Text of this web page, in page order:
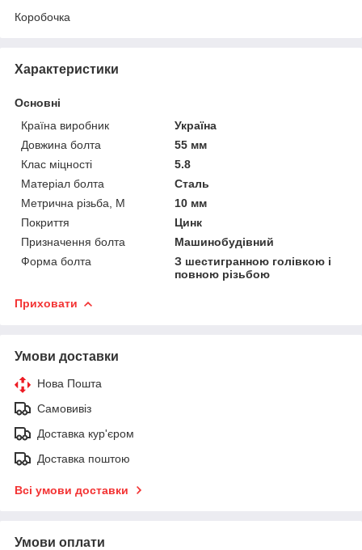
Коробочка
Характеристики
Основні
Країна виробник
Україна
Довжина болта
55 мм
Клас міцності
5.8
Матеріал болта
Сталь
Метрична різьба, М
10 мм
Покриття
Цинк
Призначення болта
Машинобудівний
Форма болта
З шестигранною голівкою і
повною різьбою
Приховати
Умови доставки
Нова Пошта
Самовивіз
Доставка кур'єром
Доставка поштою
Всі умови доставки
Умови оплати